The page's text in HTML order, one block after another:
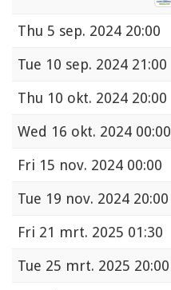
Thu 5 sep. 2024 20:00
Tue 10 sep. 2024 21:00
Thu 10 okt. 2024 20:00
Wed 16 okt. 2024 00:00
Fri 15 nov. 2024 00:00
Tue 19 nov. 2024 20:00
Fri 21 mrt. 2025 01:30
Tue 25 mrt. 2025 20:00